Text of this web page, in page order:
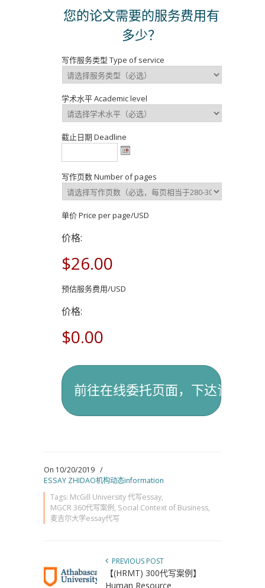
您的论文需要的服务费用有
多少？
写作服务类型 Type of service
学术水平 Academic level
截止日期 Deadline
写作页数 Number of pages
单价 Price per page/USD
价格:
$26.00
预估服务费用/USD
价格:
$0.00
On 10/20/2019 /
ESSAY ZHIDAO机构动态information
Tags: McGill University 代写essay,
MGCR 360代写案例, Social Context of Business,
麦吉尔大学essay代写
PREVIOUS POST
【(HRMT) 300代写案例】
Human Resource